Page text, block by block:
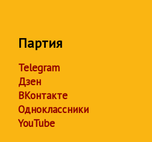
Партия
Telegram
Дзен
ВКонтакте
Одноклассники
YouTube